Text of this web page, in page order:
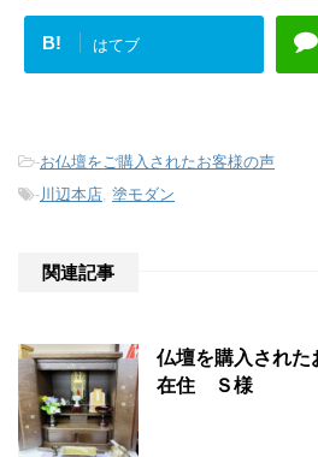
B! はてブ
-お仏壇をご購入されたお客様の声
-川辺本店, 塗モダン
関連記事
仏壇を購入された
在住 Ｓ様